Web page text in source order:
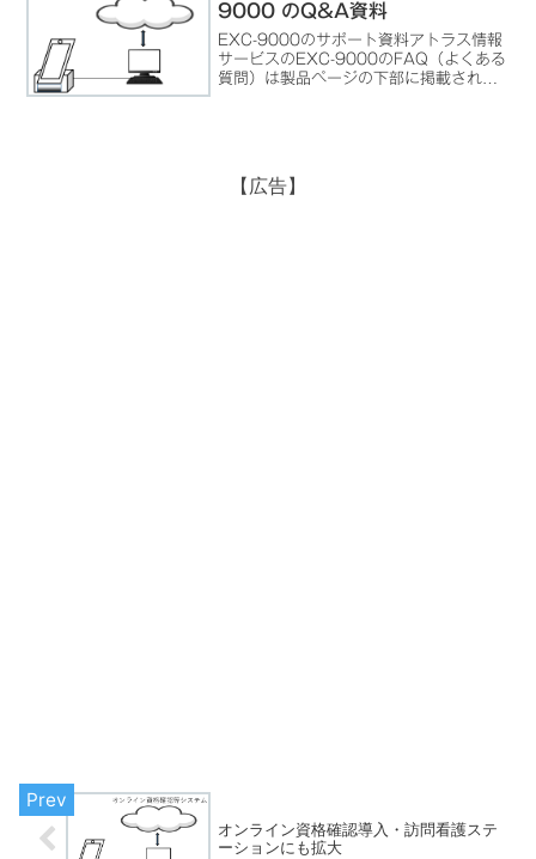
9000 のQ&A資料
EXC-9000のサポート資料アトラス情報
サービスのEXC-9000のFAQ（よくある
質問）は製品ページの下部に掲載されて
【広告】
オンライン資格確認導入・訪問看護ステ
ーションにも拡大